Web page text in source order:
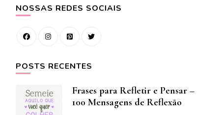
NOSSAS REDES SOCIAIS
POSTS RECENTES
Frases para Refletir e Pensar –
100 Mensagens de Reflexão